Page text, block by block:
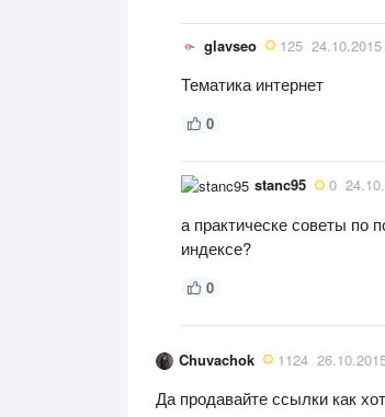
glavseo 125
Тематика интернет
0
stanc95 0
а практическе советы по
индексе?
0
Chuvachok 1124
Да продавайте ссылки как